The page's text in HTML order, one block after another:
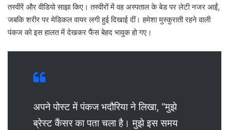
तस्वीरें और वीडियो साझा किए। तस्वीरों में वह अस्पताल के बेड पर लेटी नजर आईं,
जबकि शरीर पर मेडिकल वायर लगी हुई दिखाई दीं। हमेशा मुस्कुराती रहने वाली
पंकज को इस हालत में देखकर फैंस बेहद भावुक हो गए।
अपने पोस्ट में पंकज भदौरिया ने लिखा, “मुझे
ब्रेस्ट कैंसर का पता चला है। मुझे इस समय